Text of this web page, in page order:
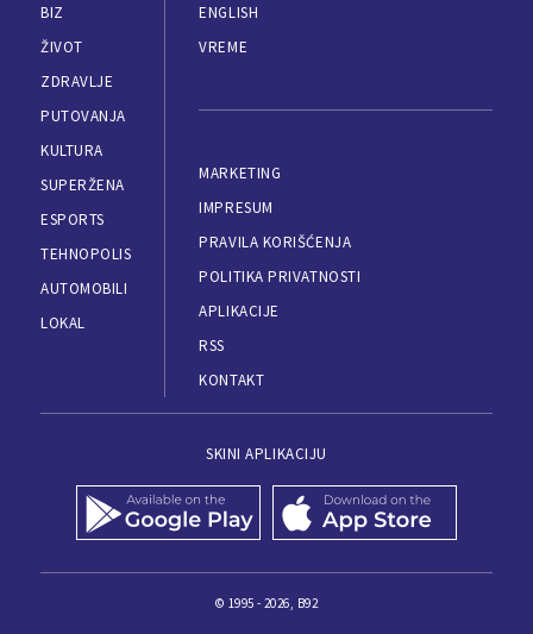
BIZ
ŽIVOT
ZDRAVLJE
PUTOVANJA
KULTURA
SUPERŽENA
ESPORTS
TEHNOPOLIS
AUTOMOBILI
LOKAL
ENGLISH
VREME
MARKETING
IMPRESUM
PRAVILA KORIŠĆENJA
POLITIKA PRIVATNOSTI
APLIKACIJE
RSS
KONTAKT
SKINI APLIKACIJU
© 1995 - 2026, B92